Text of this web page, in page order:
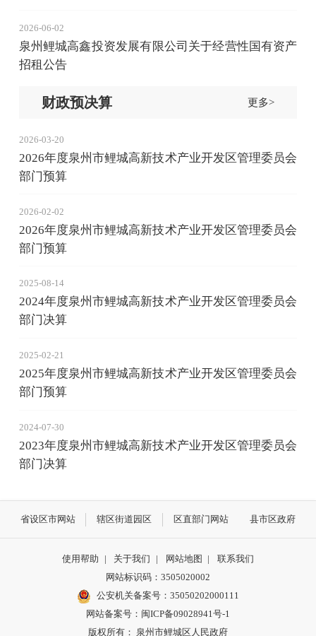
2026-06-02
泉州鲤城高鑫投资发展有限公司关于经营性国有资产
招租公告
财政预决算 更多>
2026-03-20
2026年度泉州市鲤城高新技术产业开发区管理委员会
部门预算
2026-02-02
2026年度泉州市鲤城高新技术产业开发区管理委员会
部门预算
2025-08-14
2024年度泉州市鲤城高新技术产业开发区管理委员会
部门决算
2025-02-21
2025年度泉州市鲤城高新技术产业开发区管理委员会
部门预算
2024-07-30
2023年度泉州市鲤城高新技术产业开发区管理委员会
部门决算
省设区市网站 辖区街道园区 区直部门网站 县市区政府
使用帮助 | 关于我们 | 网站地图 |
联系我们
网站标识码：3505020002
公安机关备案号：35050202000111
网站备案号：闽ICP备09028941号-1
版权所有： 泉州市鲤城区人民政府